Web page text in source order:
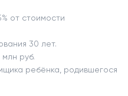
от стоимости
30 лет.
руб.
ребёнка, родившегося